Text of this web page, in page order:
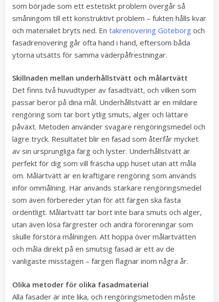
som började som ett estetiskt problem övergår så
småningom till ett konstruktivt problem – fukten hålls kvar
och materialet bryts ned. En takrenovering Göteborg och
fasadrenovering går ofta hand i hand, eftersom båda
ytorna utsätts för samma väderpåfrestningar.
Skillnaden mellan underhållstvätt och målartvätt
Det finns två huvudtyper av fasadtvätt, och vilken som
passar beror på dina mål. Underhållstvätt är en mildare
rengöring som tar bort ytlig smuts, alger och lättare
påväxt. Metoden använder svagare rengöringsmedel och
lägre tryck. Resultatet blir en fasad som återfår mycket
av sin ursprungliga färg och lyster. Underhållstvätt är
perfekt för dig som vill fräscha upp huset utan att måla
om. Målartvätt är en kraftigare rengöring som används
inför ommålning. Här används starkare rengöringsmedel
som även förbereder ytan för att färgen ska fästa
ordentligt. Målartvätt tar bort inte bara smuts och alger,
utan även lösa färgrester och andra föroreningar som
skulle förstöra målningen. Att hoppa över målartvätten
och måla direkt på en smutsig fasad är ett av de
vanligaste misstagen – färgen flagnar inom några år.
Olika metoder för olika fasadmaterial
Alla fasader är inte lika, och rengöringsmetoden måste